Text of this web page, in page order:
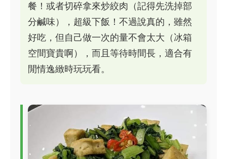
餐！或者切碎拿來炒絞肉（記得先洗掉部
分鹹味），超級下飯！不過說真的，雖然
好吃，但自己做一次的量不會太大（冰箱
空間寶貴啊），而且等待時間長，適合有
閒情逸緻時玩玩看。